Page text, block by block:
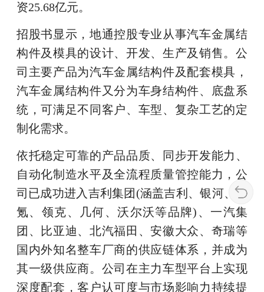
资25.68亿元。
招股书显示，地通控股专业从事汽车金属结
构件及模具的设计、开发、生产及销售。公
司主要产品为汽车金属结构件及配套模具，
汽车金属结构件又分为车身结构件、底盘系
统，可满足不同客户、车型、复杂工艺的定
制化需求。
依托稳定可靠的产品品质、同步开发能力、
自动化制造水平及全流程质量管控能力，公
司已成功进入吉利集团(涵盖吉利、银河、极
氪、领克、几何、沃尔沃等品牌)、一汽集
团、比亚迪、北汽福田、安徽大众、奇瑞等
国内外知名整车厂商的供应链体系，并成为
其一级供应商。公司在主力车型平台上实现
深度配套，客户认可度与市场影响力持续提